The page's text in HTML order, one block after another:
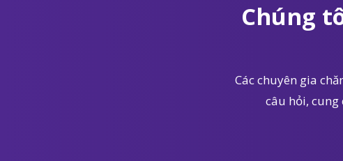
Chúng
Các chuyên gia
câu hỏi, cung